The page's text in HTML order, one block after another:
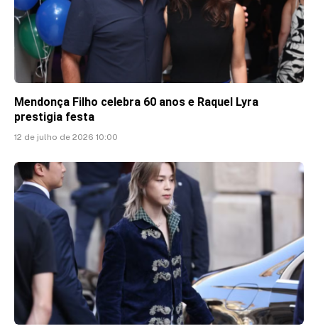
Mendonça Filho celebra 60 anos e Raquel Lyra
prestigia festa
12 de julho de 2026 10:00